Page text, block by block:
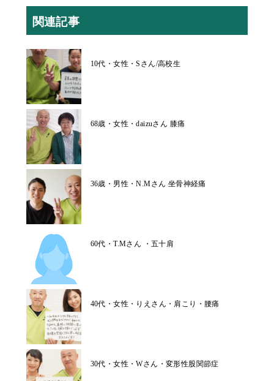
関連記事
10代・女性・Sさん/高校生
68歳・女性・daizuさん 膝痛
36歳・男性・N.Mさん 坐骨神経痛
60代・T.Mさん ・五十肩
40代・女性・りえさん・肩こり・腰痛
30代・女性・Wさん・変形性股関節症